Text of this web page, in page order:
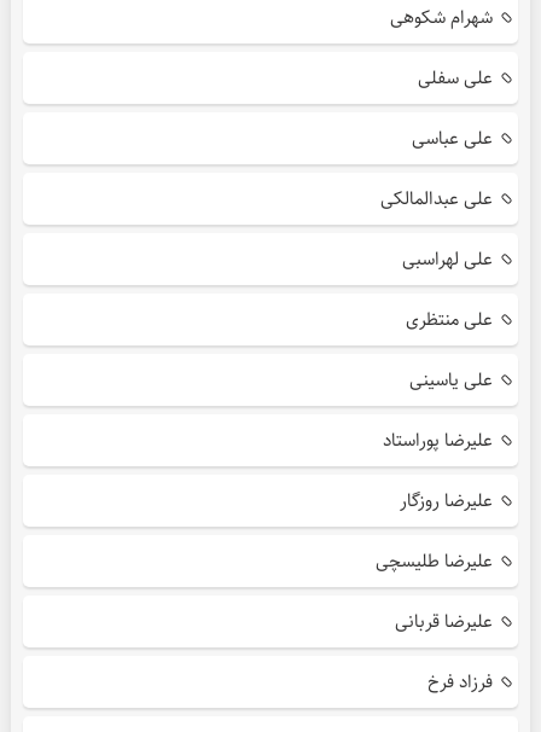
شهرام شکوهی
علی سفلی
علی عباسی
علی عبدالمالکی
علی لهراسبی
علی منتظری
علی یاسینی
علیرضا پوراستاد
علیرضا روزگار
علیرضا طلیسچی
علیرضا قربانی
فرزاد فرخ